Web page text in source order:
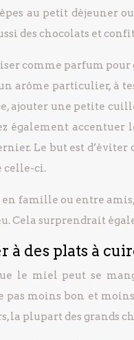
au petit déjeuner
des chocolats et
comme parfum pour
arôme particulier, à
ajouter une petite
également accentuer
Le but est
celle-ci.
en famille ou entre
Cela surprendrait
à des plats à
le miel peut se
pas moins bon et
la plupart des grands